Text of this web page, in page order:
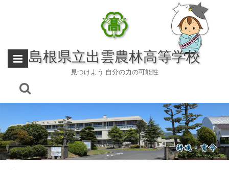
島根県立出雲農林高等学校
見つけよう 自分の力の可能性